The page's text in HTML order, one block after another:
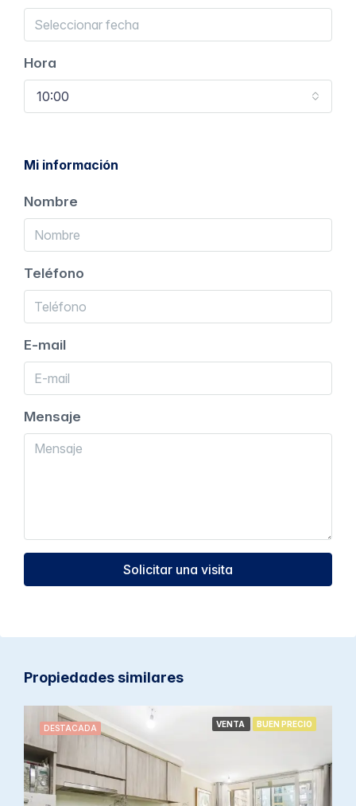
Hora
10:00
Mi información
Nombre
Teléfono
E-mail
Mensaje
Solicitar una visita
Propiedades similares
DESTACADA VENTA BUEN PRECIO